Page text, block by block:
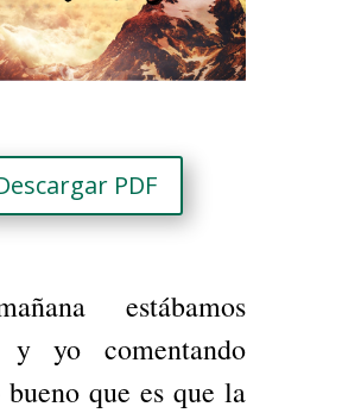
PDF
estábamos
y yo comentando
que es que la